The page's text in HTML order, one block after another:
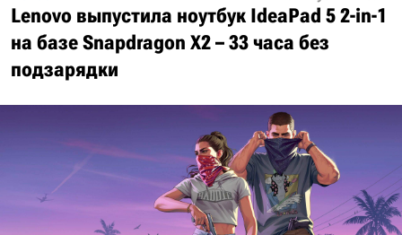
Lenovo выпустила ноутбук IdeaPad 5 2-in-1
на базе Snapdragon X2 – 33 часа без
подзарядки